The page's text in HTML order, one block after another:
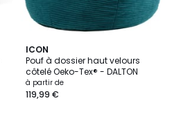
ICON
Pouf à dossier haut velours
côtelé Oeko-Tex® - DALTON
à partir de
119,99 €
4,3
/ 5
8
Couleurs